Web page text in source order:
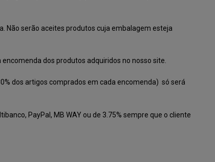
Não serão aceites produtos cuja embalagem esteja
dos produtos adquiridos no nosso site.
dos artigos comprados em cada encomenda) só será
PayPal, MB WAY ou de 3.75% sempre que o cliente